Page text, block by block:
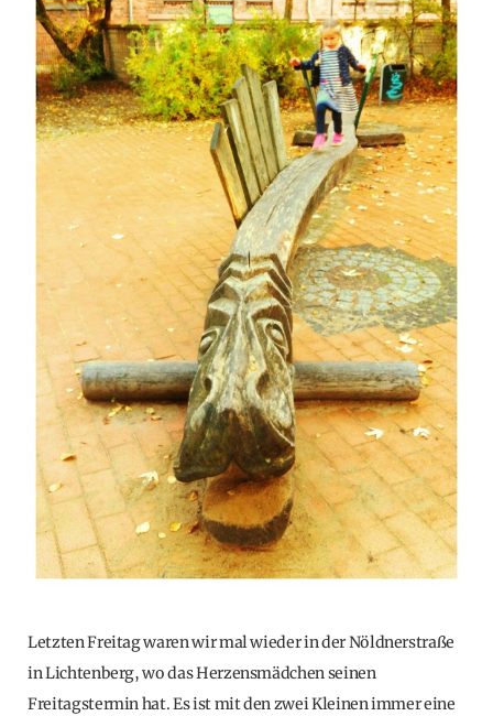
Letzten Freitag waren wir mal wieder in der Nöldnerstraße
in Lichtenberg, wo das Herzensmädchen seinen
Freitagstermin hat. Es ist mit den zwei Kleinen immer eine